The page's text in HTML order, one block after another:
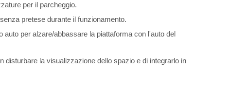
per il parcheggio.
pretese durante il funzionamento.
per alzare/abbassare la piattaforma con l'auto del
la visualizzazione dello spazio e di integrarlo in